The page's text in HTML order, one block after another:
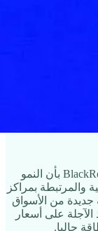
صرح لاري فينك ، الرئيس التنفيذي لصندوق BlackRock بأن النمو
والمرتبطة بمراكز
جديدة من الأسواق
على أسعار
حاليا.